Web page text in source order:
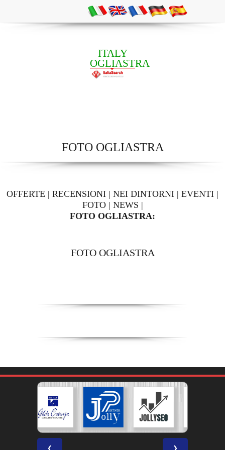
ITALY
OGLIASTRA
FOTO OGLIASTRA
OFFERTE | RECENSIONI | NEI DINTORNI | EVENTI |
FOTO| NEWS |
FOTO OGLIASTRA:
FOTO OGLIASTRA
❮ ❯